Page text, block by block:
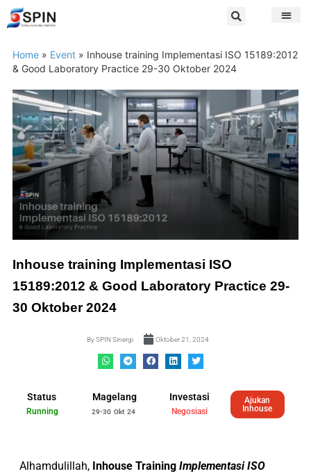
Home » Event » Inhouse training Implementasi ISO 15189:2012
& Good Laboratory Practice 29-30 Oktober 2024
Inhouse training Implementasi ISO
15189:2012 & Good Laboratory Practice 29-
30 Oktober 2024
BySPIN Sinergi Oktober 21, 2024
Status
Running
Magelang
29-30 Okt 24
Investasi
Negosiasi
Ajukan
Inhouse
Alhamdulillah, Inhouse Training Implementasi ISO